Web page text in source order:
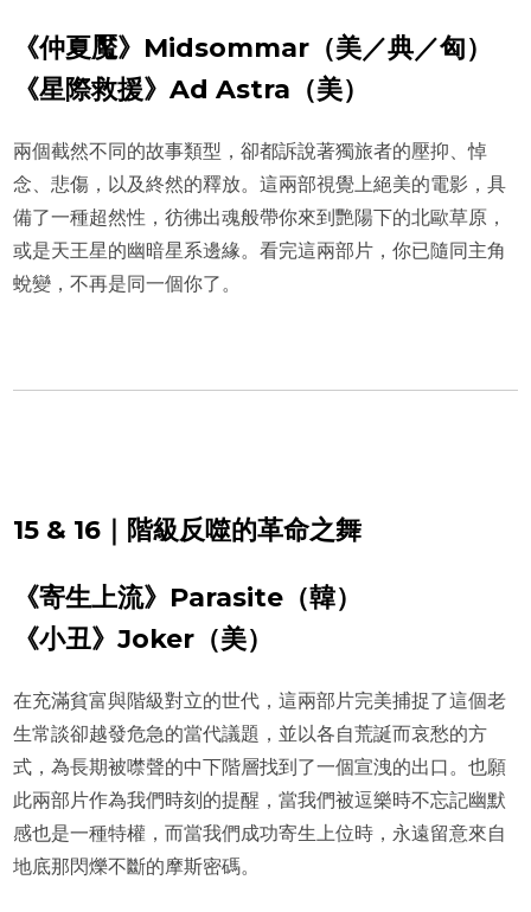
《仲夏魘》Midsommar（美／典／匈）
《星際救援》Ad Astra（美）
兩個截然不同的故事類型，卻都訴說著獨旅者的壓抑、悼
念、悲傷，以及終然的釋放。這兩部視覺上絕美的電影，具
備了一種超然性，彷彿出魂般帶你來到艷陽下的北歐草原，
或是天王星的幽暗星系邊緣。看完這兩部片，你已隨同主角
蛻變，不再是同一個你了。
15 & 16｜階級反噬的革命之舞
《寄生上流》Parasite（韓）
《小丑》Joker（美）
在充滿貧富與階級對立的世代，這兩部片完美捕捉了這個老
生常談卻越發危急的當代議題，並以各自荒誕而哀愁的方
式，為長期被噤聲的中下階層找到了一個宣洩的出口。也願
此兩部片作為我們時刻的提醒，當我們被逗樂時不忘記幽默
感也是一種特權，而當我們成功寄生上位時，永遠留意來自
地底那閃爍不斷的摩斯密碼。